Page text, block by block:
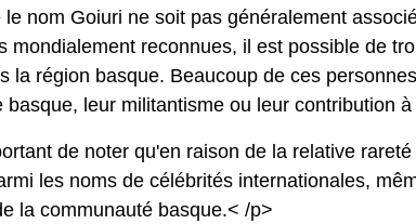
le nom Goiuri ne soit pas généralement
mondialement reconnues, il est possible de
la région basque. Beaucoup de ces
basque, leur militantisme ou leur contribution
de noter qu'en raison de la relative
les noms de célébrités internationales,
la communauté basque.< /p>